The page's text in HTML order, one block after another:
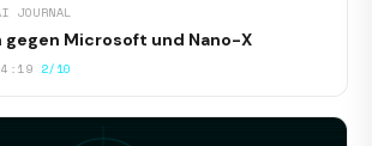
JOURNAL
gegen Microsoft und Nano-X
2/10